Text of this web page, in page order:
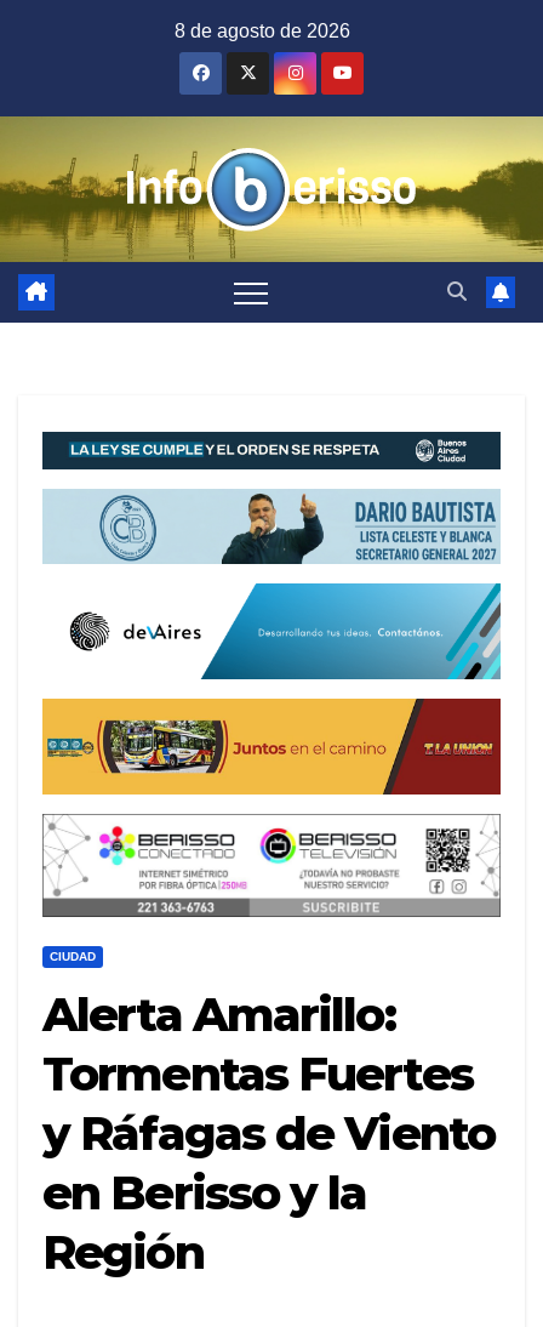
8 de agosto de 2026
CIUDAD
Alerta Amarillo:
Tormentas Fuertes
y Ráfagas de Viento
en Berisso y la
Región